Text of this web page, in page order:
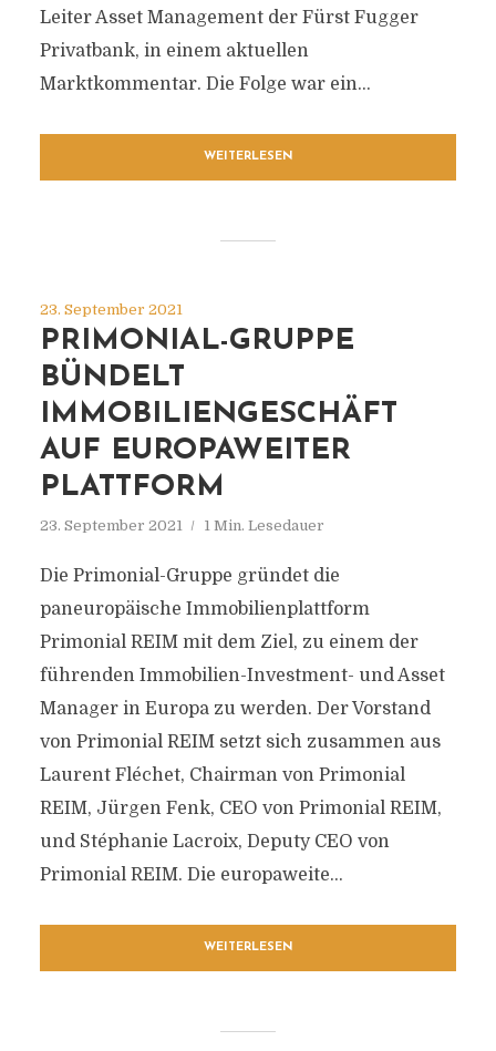
Leiter Asset Management der Fürst Fugger
Privatbank, in einem aktuellen
Marktkommentar. Die Folge war ein...
WEITERLESEN
23. September 2021
PRIMONIAL-GRUPPE
BÜNDELT
IMMOBILIENGESCHÄFT
AUF EUROPAWEITER
PLATTFORM
23. September 2021 1 Min. Lesedauer
Die Primonial-Gruppe gründet die
paneuropäische Immobilienplattform
Primonial REIM mit dem Ziel, zu einem der
führenden Immobilien-Investment- und Asset
Manager in Europa zu werden. Der Vorstand
von Primonial REIM setzt sich zusammen aus
Laurent Fléchet, Chairman von Primonial
REIM, Jürgen Fenk, CEO von Primonial REIM,
und Stéphanie Lacroix, Deputy CEO von
Primonial REIM. Die europaweite...
WEITERLESEN